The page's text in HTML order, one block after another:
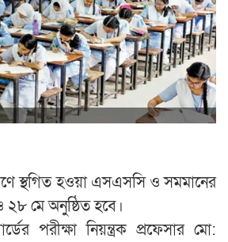
স্থগিত হওয়া এসএসসি ও সমমানের
মে অনুষ্ঠিত হবে।
পরীক্ষা নিয়ন্ত্রক প্রফেসার মো: